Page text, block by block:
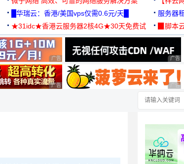
█华瑞云：香港/美国vps仅需0.6元/天█
服务器
★31idc★香港云服务器2核4G★30天免费试
用◆
▉脚本
19元/月
广告 商业广告，理性选择 广告
广告 商业广告，理性选择 广告